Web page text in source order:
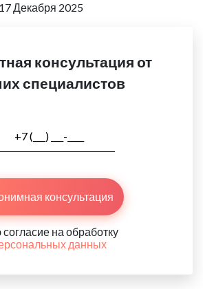
Декабря 2025
консультация от
специалистов
консультация
на обработку
данных